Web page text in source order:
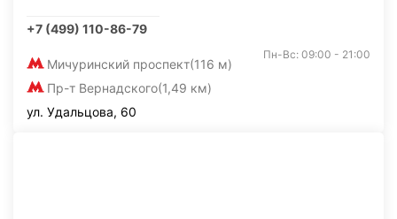
+7 (499) 110-86-79
Мичуринский проспект(116 м)
Пр-т Вернадского(1,49 км)
Пн-Вс: 09:00 - 21:00
ул. Удальцова, 60